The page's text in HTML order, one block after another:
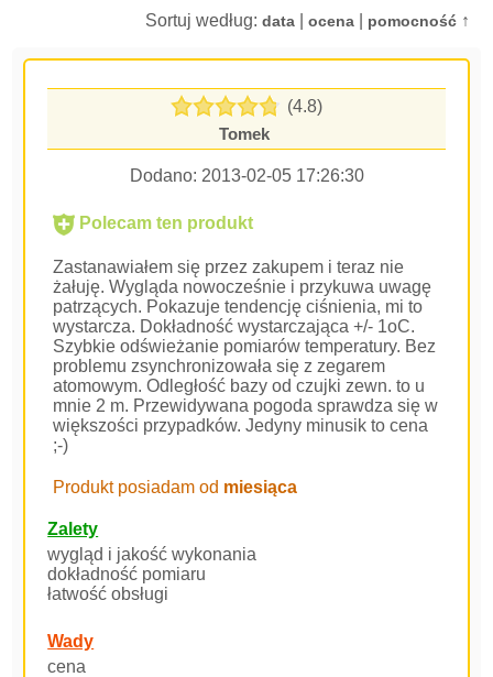
Sortuj według: data| ocena| pomocność↑
(4.8)
Tomek
Dodano: 2013-02-05 17:26:30
Polecam ten produkt
Zastanawiałem się przez zakupem i teraz nie
żałuję. Wygląda nowocześnie i przykuwa uwagę
patrzących. Pokazuje tendencję ciśnienia, mi to
wystarcza. Dokładność wystarczająca +/- 1oC.
Szybkie odświeżanie pomiarów temperatury. Bez
problemu zsynchronizowała się z zegarem
atomowym. Odległość bazy od czujki zewn. to u
mnie 2 m. Przewidywana pogoda sprawdza się w
większości przypadków. Jedyny minusik to cena
;-)
Produkt posiadam od miesiąca
Zalety
wygląd i jakość wykonania
dokładność pomiaru
łatwość obsługi
Wady
cena